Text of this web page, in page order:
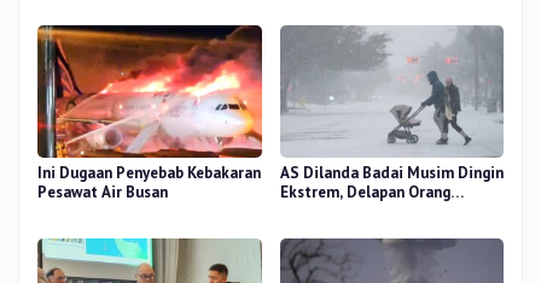
Ini Dugaan Penyebab Kebakaran
Pesawat Air Busan
AS Dilanda Badai Musim Dingin
Ekstrem, Delapan Orang